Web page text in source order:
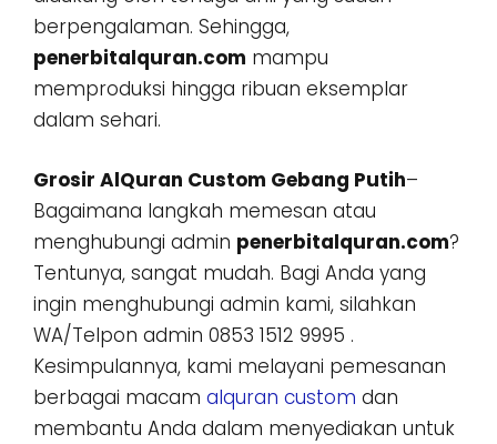
berpengalaman. Sehingga,
penerbitalquran.com mampu
memproduksi hingga ribuan eksemplar
dalam sehari.
Grosir AlQuran Custom Gebang Putih–
Bagaimana langkah memesan atau
menghubungi admin penerbitalquran.com?
Tentunya, sangat mudah. Bagi Anda yang
ingin menghubungi admin kami, silahkan
WA/Telpon admin 0853 1512 9995 .
Kesimpulannya, kami melayani pemesanan
berbagai macam alquran custom dan
membantu Anda dalam menyediakan untuk